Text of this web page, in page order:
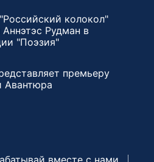
колокол"
Рудман в
"Поэзия"
премьеру
Авантюра
вместе с нами